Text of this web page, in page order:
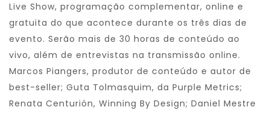
Live Show, programação complementar, online e
gratuita do que acontece durante os três dias de
evento. Serão mais de 30 horas de conteúdo ao
vivo, além de entrevistas na transmissão online.
Marcos Piangers, produtor de conteúdo e autor de
best-seller; Guta Tolmasquim, da Purple Metrics;
Renata Centurión, Winning By Design; Daniel Mestre